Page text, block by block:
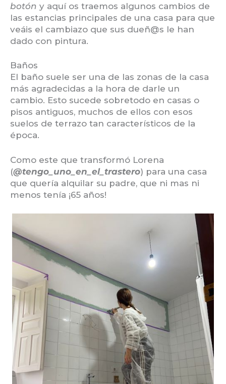
botón y aquí os traemos algunos cambios de
las estancias principales de una casa para que
veáis el cambiazo que sus dueñ@s le han
dado con pintura.
Baños
El baño suele ser una de las zonas de la casa
más agradecidas a la hora de darle un
cambio. Esto sucede sobretodo en casas o
pisos antiguos, muchos de ellos con esos
suelos de terrazo tan característicos de la
época.
Como este que transformó Lorena
(@tengo_uno_en_el_trastero) para una casa
que quería alquilar su padre, que ni mas ni
menos tenía ¡65 años!